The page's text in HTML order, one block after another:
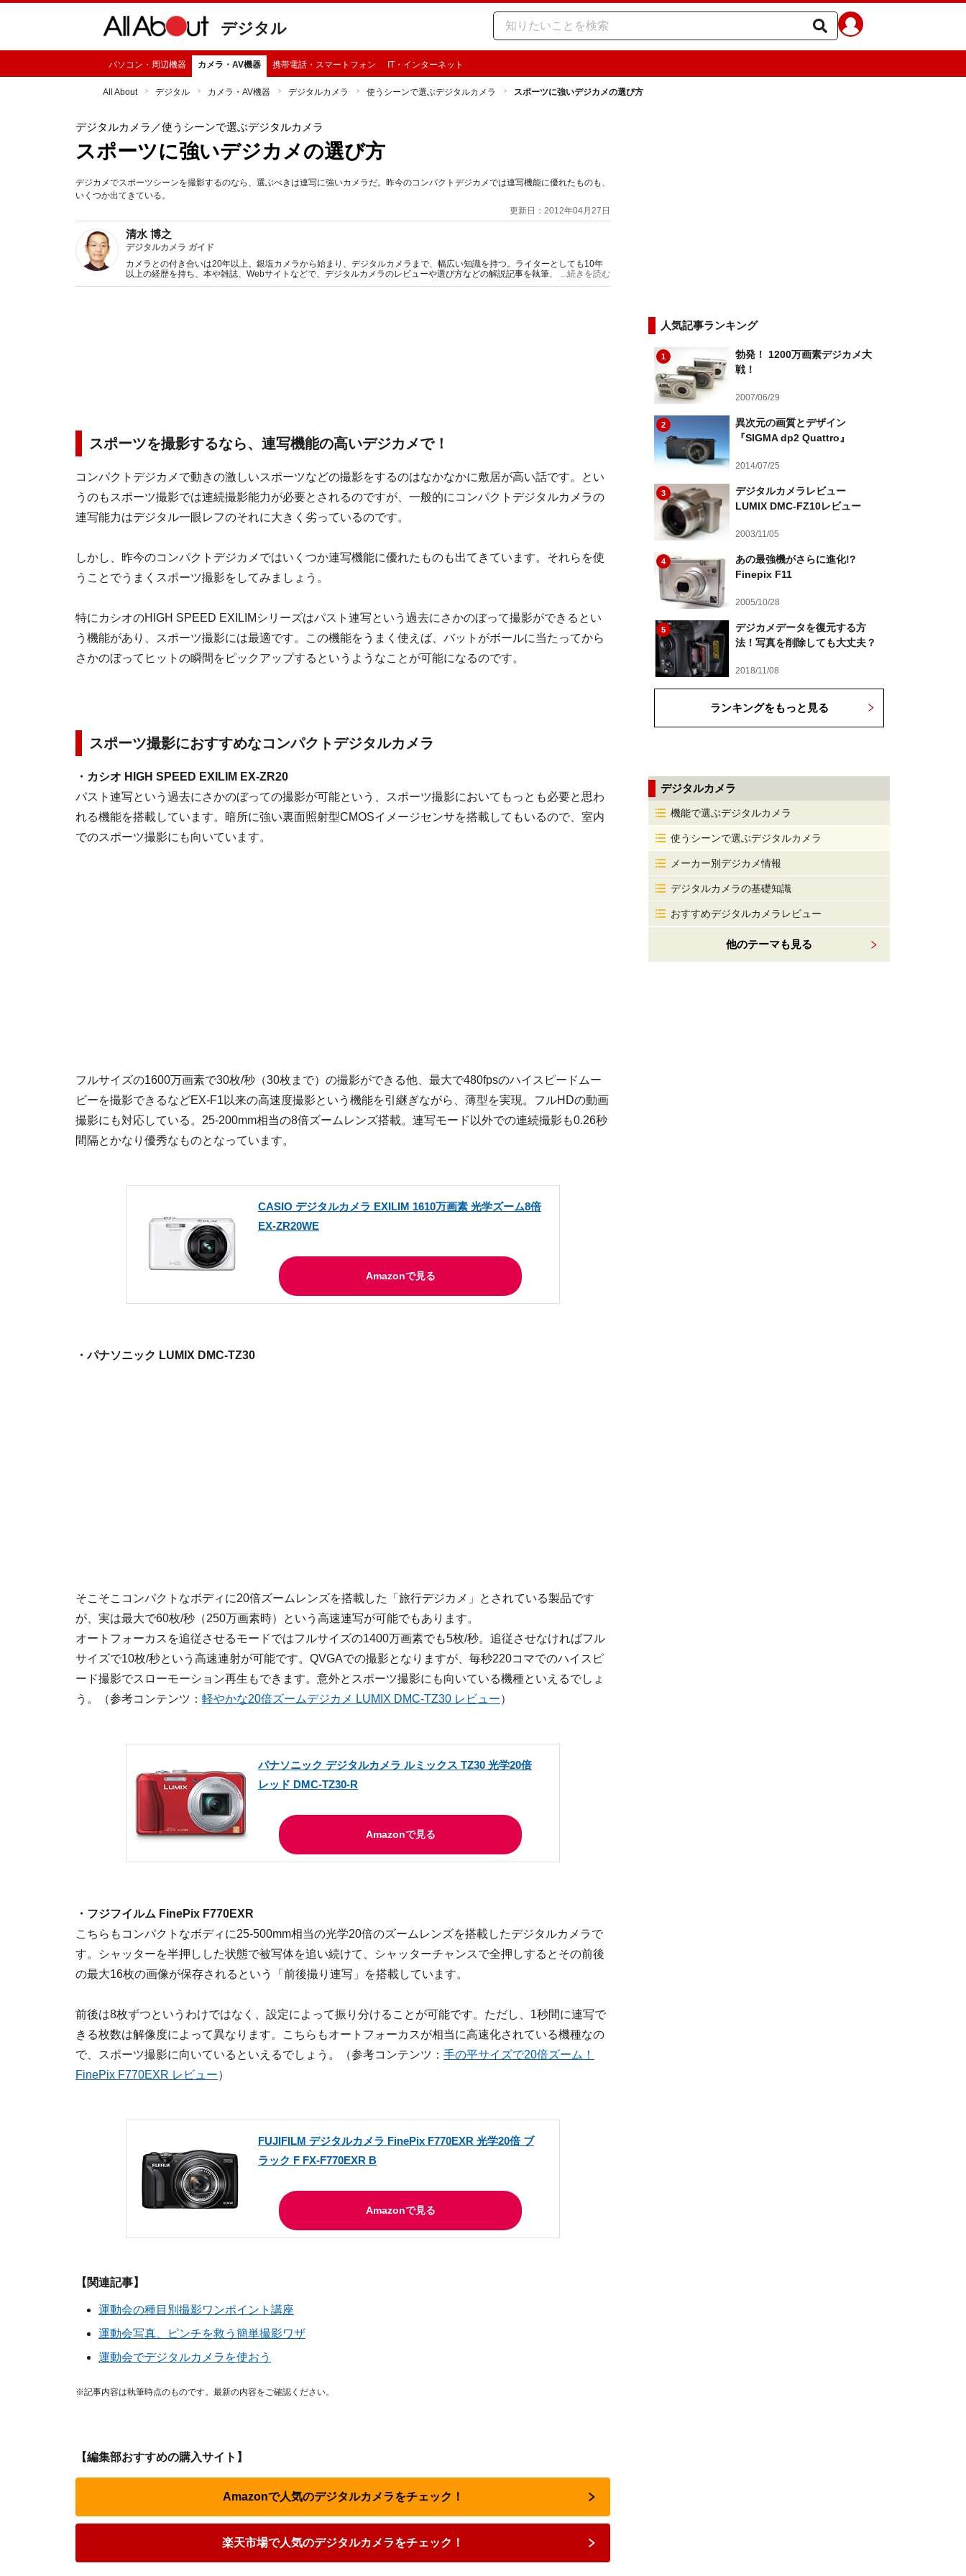
デジタル
パソコン・周辺機器 カメラ・AV機器 携帯電話・スマートフォン IT・インターネット
All About デジタル カメラ・AV機器 デジタルカメラ 使うシーンで選ぶデジタルカメラ スポーツに強いデジカメの選び方
デジタルカメラ ／使うシーンで選ぶデジタルカメラ
スポーツに強いデジカメの選び方
デジカメでスポーツシーンを撮影するのなら、選ぶべきは連写に強いカメラだ。昨今のコンパクトデジカメでは連写機能に優れたものも、
いくつか出てきている。
更新日：2012年04月27日
清水 博之
デジタルカメラ ガイド
カメラとの付き合いは20年以上。銀塩カメラから始まり、デジタルカメラまで、幅広い知識を持つ。ライターとしても10年
以上の経歴を持ち、本や雑誌、Webサイトなどで、デジタルカメラのレビューや選び方などの解説記事を執筆。フィルムカメ
ラの良さもまだまだ捨てがたく、両方の動向をウォッチし続けている。
...続きを読む
スポーツを撮影するなら、連写機能の高いデジカメで！
コンパクトデジカメで動きの激しいスポーツなどの撮影をするのはなかなかに敷居が高い話です。とい
うのもスポーツ撮影では連続撮影能力が必要とされるのですが、一般的にコンパクトデジタルカメラの
連写能力はデジタル一眼レフのそれに大きく劣っているのです。
しかし、昨今のコンパクトデジカメではいくつか連写機能に優れたものも出てきています。それらを使
うことでうまくスポーツ撮影をしてみましょう。
特にカシオのHIGH SPEED EXILIMシリーズはパスト連写という過去にさかのぼって撮影ができるとい
う機能があり、スポーツ撮影には最適です。この機能をうまく使えば、バットがボールに当たってから
さかのぼってヒットの瞬間をピックアップするというようなことが可能になるのです。
スポーツ撮影におすすめなコンパクトデジタルカメラ
・カシオ HIGH SPEED EXILIM EX-ZR20
パスト連写という過去にさかのぼっての撮影が可能という、スポーツ撮影においてもっとも必要と思わ
れる機能を搭載しています。暗所に強い裏面照射型CMOSイメージセンサを搭載してもいるので、室内
でのスポーツ撮影にも向いています。
フルサイズの1600万画素で30枚/秒（30枚まで）の撮影ができる他、最大で480fpsのハイスピードムー
ビーを撮影できるなどEX-F1以来の高速度撮影という機能を引継ぎながら、薄型を実現。フルHDの動画
撮影にも対応している。25-200mm相当の8倍ズームレンズ搭載。連写モード以外での連続撮影も0.26秒
間隔とかなり優秀なものとなっています。
CASIO デジタルカメラ EXILIM 1610万画素 光学ズーム8倍
EX-ZR20WE
Amazonで見る
・パナソニック LUMIX DMC-TZ30
そこそこコンパクトなボディに20倍ズームレンズを搭載した「旅行デジカメ」とされている製品です
が、実は最大で60枚/秒（250万画素時）という高速連写が可能でもあります。
オートフォーカスを追従させるモードではフルサイズの1400万画素でも5枚/秒。追従させなければフル
サイズで10枚/秒という高速連射が可能です。QVGAでの撮影となりますが、毎秒220コマでのハイスピ
ード撮影でスローモーション再生もできます。意外とスポーツ撮影にも向いている機種といえるでしょ
う。（参考コンテンツ： 軽やかな20倍ズームデジカメ LUMIX DMC-TZ30 レビュー）
パナソニック デジタルカメラ ルミックス TZ30 光学20倍
レッド DMC-TZ30-R
Amazonで見る
・フジフイルム FinePix F770EXR
こちらもコンパクトなボディに25-500mm相当の光学20倍のズームレンズを搭載したデジタルカメラで
す。シャッターを半押しした状態で被写体を追い続けて、シャッターチャンスで全押しするとその前後
の最大16枚の画像が保存されるという「前後撮り連写」を搭載しています。
前後は8枚ずつというわけではなく、設定によって振り分けることが可能です。ただし、1秒間に連写で
きる枚数は解像度によって異なります。こちらもオートフォーカスが相当に高速化されている機種なの
で、スポーツ撮影に向いているといえるでしょう。（参考コンテンツ： 手の平サイズで20倍ズーム！
FinePix F770EXR レビュー）
FUJIFILM デジタルカメラ FinePix F770EXR 光学20倍 ブ
ラック F FX-F770EXR B
Amazonで見る
【関連記事】
運動会の種目別撮影ワンポイント講座
運動会写真、ピンチを救う簡単撮影ワザ
運動会でデジタルカメラを使おう
※記事内容は執筆時点のものです。最新の内容をご確認ください。
【編集部おすすめの購入サイト】
Amazonで人気のデジタルカメラをチェック！
楽天市場で人気のデジタルカメラをチェック！
人気記事ランキング
1
勃発！ 1200万画素デジカメ大
戦！
2007/06/29
2
異次元の画質とデザイン
『SIGMA dp2 Quattro』
2014/07/25
3
デジタルカメラレビュー
LUMIX DMC-FZ10レビュー
2003/11/05
4
あの最強機がさらに進化!?
Finepix F11
2005/10/28
5
デジカメデータを復元する方
法！写真を削除しても大丈夫？
2018/11/08
ランキングをもっと見る
デジタルカメラ
機能で選ぶデジタルカメラ
使うシーンで選ぶデジタルカメラ
メーカー別デジカメ情報
デジタルカメラの基礎知識
おすすめデジタルカメラレビュー
他のテーマも見る